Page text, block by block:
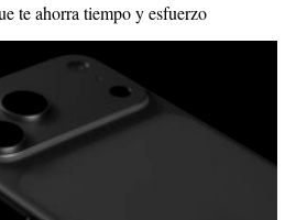
te ahorra tiempo y esfuerzo